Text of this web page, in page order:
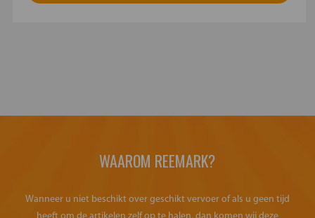
WAAROM REEMARK?
Wanneer u niet beschikt over geschikt vervoer of als u geen tijd